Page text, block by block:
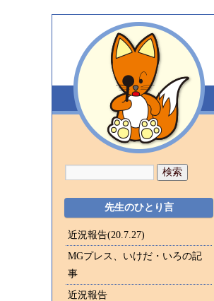
先生のひとり言
近況報告(20.7.27)
MGプレス、いけだ・いろの記
事
近況報告